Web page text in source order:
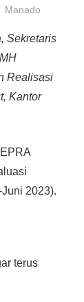
Manado
Sekretaris
Realisasi
Kantor
2023).
terus